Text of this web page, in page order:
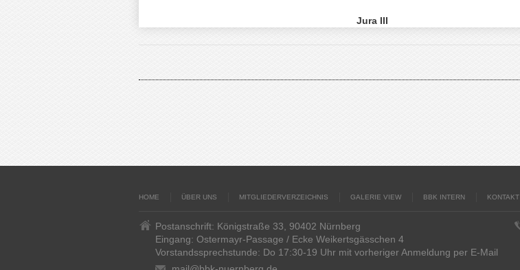
Jura III
HOME ÜBER UNS MITGLIEDERVERZEICHNIS GALERIE VIEW BBK INTERN KONTAKT
Postanschrift: Königstraße 33, 90402 Nürnberg
Eingang: Ostermayr-Passage / Ecke Weikertsgässchen 4
Vorstandssprechstunde: Do 17:30-19 Uhr mit vorheriger Anmeldung per E-Mail